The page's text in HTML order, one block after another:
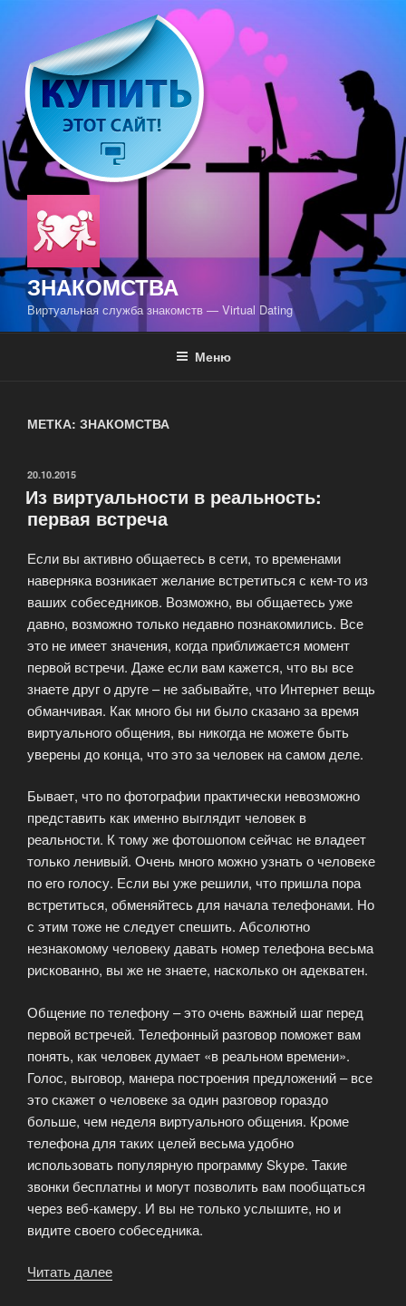
содержимому
ЗНАКОМСТВА
Виртуальная служба знакомств — Virtual Dating
Меню
МЕТКА: ЗНАКОМСТВА
ОПУБЛИКОВАНО
20.10.2015
Из виртуальности в реальность:
первая встреча
Если вы активно общаетесь в сети, то временами
наверняка возникает желание встретиться с кем-то из
ваших собеседников. Возможно, вы общаетесь уже
давно, возможно только недавно познакомились. Все
это не имеет значения, когда приближается момент
первой встречи. Даже если вам кажется, что вы все
знаете друг о друге – не забывайте, что Интернет вещь
обманчивая. Как много бы ни было сказано за время
виртуального общения, вы никогда не можете быть
уверены до конца, что это за человек на самом деле.
Бывает, что по фотографии практически невозможно
представить как именно выглядит человек в
реальности. К тому же фотошопом сейчас не владеет
только ленивый. Очень много можно узнать о человеке
по его голосу. Если вы уже решили, что пришла пора
встретиться, обменяйтесь для начала телефонами. Но
с этим тоже не следует спешить. Абсолютно
незнакомому человеку давать номер телефона весьма
рискованно, вы же не знаете, насколько он адекватен.
Общение по телефону – это очень важный шаг перед
первой встречей. Телефонный разговор поможет вам
понять, как человек думает «в реальном времени».
Голос, выговор, манера построения предложений – все
это скажет о человеке за один разговор гораздо
больше, чем неделя виртуального общения. Кроме
телефона для таких целей весьма удобно
использовать популярную программу Skype. Такие
звонки бесплатны и могут позволить вам пообщаться
через веб-камеру. И вы не только услышите, но и
видите своего собеседника.
Читать далее